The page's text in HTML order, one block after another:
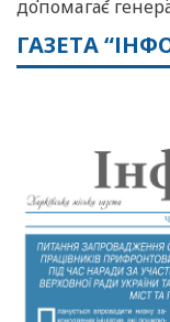
допомагає
ГАЗЕТА